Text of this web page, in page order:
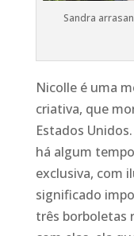
Sandra
Nicolle é uma
criativa, que
Estados
há algum
exclusiva, com
significado
três borboletas